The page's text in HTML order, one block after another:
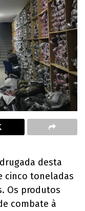
desta
cinco toneladas
Os produtos
combate à